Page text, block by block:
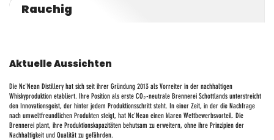
Rauchig
Aktuelle Aussichten
Die Nc'Nean Distillery hat sich seit ihrer Gründung 2013 als Vorreiter in der nachhaltigen
Whiskyproduktion etabliert. Ihre Position als erste CO₂-neutrale Brennerei Schottlands unterstreicht
den Innovationsgeist, der hinter jedem Produktionsschritt steht. In einer Zeit, in der die Nachfrage
nach umweltfreundlichen Produkten steigt, hat Nc'Nean einen klaren Wettbewerbsvorteil. Die
Brennerei plant, ihre Produktionskapazitäten behutsam zu erweitern, ohne ihre Prinzipien der
Nachhaltigkeit und Qualität zu gefährden.